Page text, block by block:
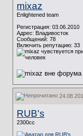
mixaz
Enlightened team
Регистрация: 03.06.2010
Адрес: Владивосток
Сообщений: 78
Включить репутацию: 33
RUB's
2300cc